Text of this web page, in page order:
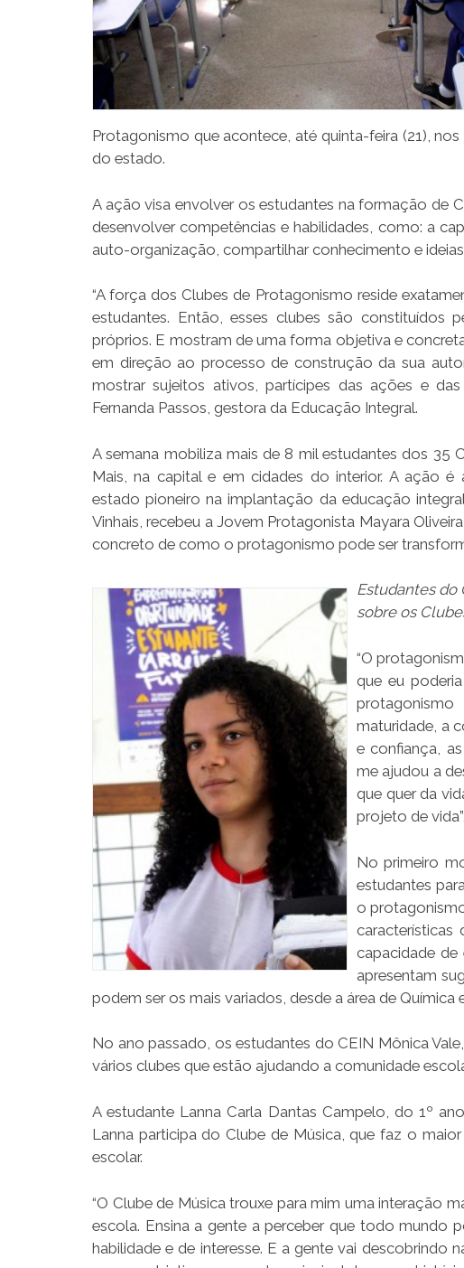
Protagonismo que acontece, até quinta-feira (21),
do estado.
A ação visa envolver os estudantes na formação de
desenvolver competências e habilidades, como: a
auto-organização, compartilhar conhecimento e
“A força dos Clubes de Protagonismo reside
estudantes. Então, esses clubes são constituídos
próprios. E mostram de uma forma objetiva e
em direção ao processo de construção da sua
mostrar sujeitos ativos, partícipes das ações e
Fernanda Passos, gestora da Educação Integral.
A semana mobiliza mais de 8 mil estudantes dos 35
Mais, na capital e em cidades do interior. A ação é
estado pioneiro na implantação da educação
Vinhais, recebeu a Jovem Protagonista Mayara
concreto de como o protagonismo pode ser
Estudantes do
sobre os
“O
que eu
maturidade, a
e confiança,
me ajudou a
que quer da
projeto de
No primeiro
estudantes
o
características
capacidade
apresentam
podem ser os mais variados, desde a área de Química
No ano passado, os estudantes do CEIN Mônica
vários clubes que estão ajudando a comunidade
A estudante Lanna Carla Dantas Campelo, do 1º
Lanna participa do Clube de Música, que faz o
escolar.
“O Clube de Música trouxe para mim uma interação
escola. Ensina a gente a perceber que todo mundo
habilidade e de interesse. E a gente vai descobrindo